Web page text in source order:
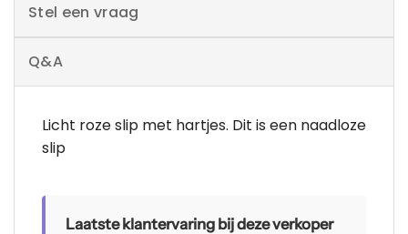
Stel een vraag
Q&A
Licht roze slip met hartjes. Dit is een naadloze
slip
Laatste klantervaring bij deze verkoper